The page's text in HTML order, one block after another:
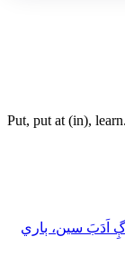
Put, put at (in), learn.
اَدَبَ سين، ٻاري